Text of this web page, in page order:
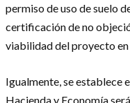
permiso de uso de suelo
certificación de no
viabilidad del proyecto en
Igualmente, se establece
Hacienda y Economía